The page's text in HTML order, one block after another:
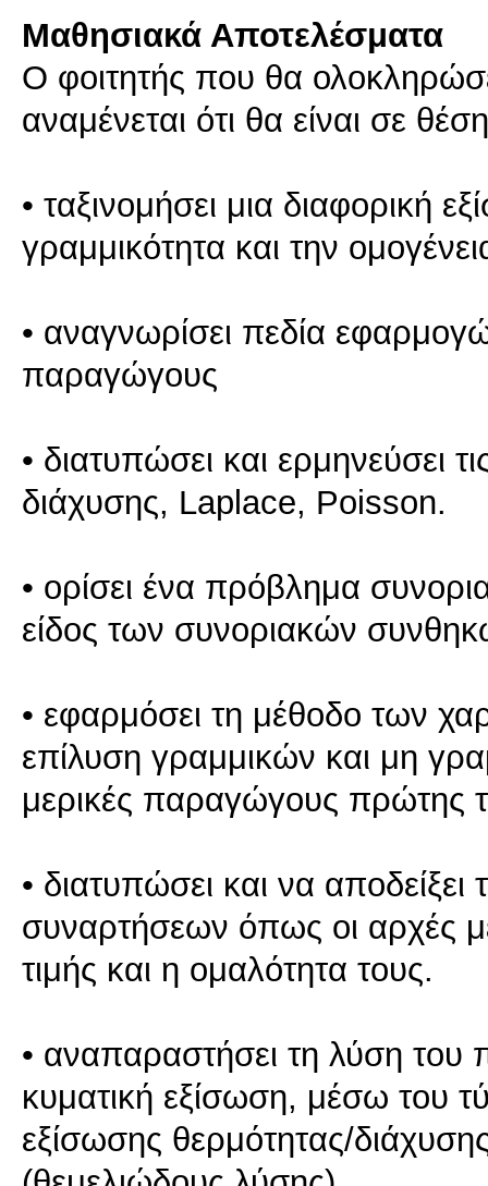
Μαθησιακά Αποτελέσματα
Ο φοιτητής που θα
αναμένεται ότι θα είναι σε
• ταξινομήσει μια διαφορική
γραμμικότητα και την
• αναγνωρίσει πεδία
παραγώγους
• διατυπώσει και ερμηνεύσει
διάχυσης, Laplace, Poisson.
• ορίσει ένα πρόβλημα
είδος των συνοριακών
• εφαρμόσει τη μέθοδο των
επίλυση γραμμικών και μη
μερικές παραγώγους πρώτης
• διατυπώσει και να αποδείξει
συναρτήσεων όπως οι αρχές
τιμής και η ομαλότητα τους.
• αναπαραστήσει τη λύση του
κυματική εξίσωση, μέσω του
εξίσωσης θερμότητας/